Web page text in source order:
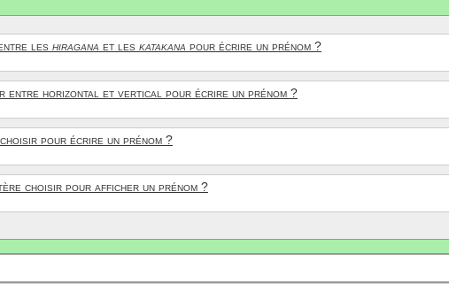
les hiragana et les katakana pour écrire un prénom ?
entre horizontal et vertical pour écrire un prénom ?
pour écrire un prénom ?
choisir pour afficher un prénom ?